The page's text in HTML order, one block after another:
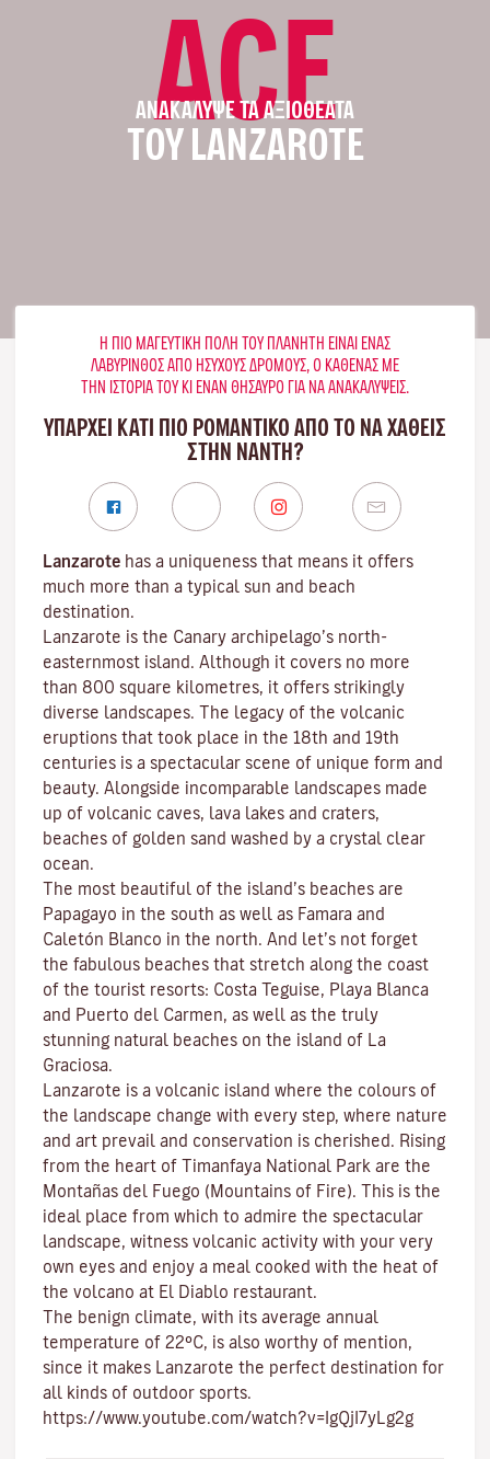
ACE
ΑΝΑΚΆΛΥΨΕ ΤΑ ΑΞΙΟΘΈΑΤΑ
ΤΟΥ LANZAROTE
Η ΠΙΟ ΜΑΓΕΥΤΙΚΉ ΠΌΛΗ ΤΟΥ ΠΛΑΝΉΤΗ ΕΊΝΑΙ ΈΝΑΣ
ΛΑΒΎΡΙΝΘΟΣ ΑΠΌ ΉΣΥΧΟΥΣ ΔΡΌΜΟΥΣ, Ο ΚΑΘΈΝΑΣ ΜΕ
ΤΗΝ ΙΣΤΟΡΊΑ ΤΟΥ ΚΙ ΈΝΑΝ ΘΗΣΑΥΡΌ ΓΙΑ ΝΑ ΑΝΑΚΑΛΎΨΕΙΣ.
ΥΠΑΡΧΕΙ ΚΑΤΙ ΠΙΟ ΡΟΜΑΝΤΙΚΟ ΑΠΟ ΤΟ ΝΑ ΧΑΘΕΙΣ
ΣΤΗΝ ΝΆΝΤΗ?
Lanzarote has a uniqueness that means it offers
much more than a typical sun and beach
destination.
Lanzarote is the Canary archipelago’s north-
easternmost island. Although it covers no more
than 800 square kilometres, it offers strikingly
diverse landscapes. The legacy of the volcanic
eruptions that took place in the 18th and 19th
centuries is a spectacular scene of unique form and
beauty. Alongside incomparable landscapes made
up of volcanic caves, lava lakes and craters,
beaches of golden sand washed by a crystal clear
ocean.
The most beautiful of the island’s beaches are
Papagayo in the south as well as Famara and
Caletón Blanco in the north. And let’s not forget
the fabulous beaches that stretch along the coast
of the tourist resorts: Costa Teguise, Playa Blanca
and Puerto del Carmen, as well as the truly
stunning natural beaches on the island of La
Graciosa.
Lanzarote is a volcanic island where the colours of
the landscape change with every step, where nature
and art prevail and conservation is cherished. Rising
from the heart of Timanfaya National Park are the
Montañas del Fuego (Mountains of Fire). This is the
ideal place from which to admire the spectacular
landscape, witness volcanic activity with your very
own eyes and enjoy a meal cooked with the heat of
the volcano at El Diablo restaurant.
The benign climate, with its average annual
temperature of 22ºC, is also worthy of mention,
since it makes Lanzarote the perfect destination for
all kinds of outdoor sports.
https://www.youtube.com/watch?v=IgQjI7yLg2g